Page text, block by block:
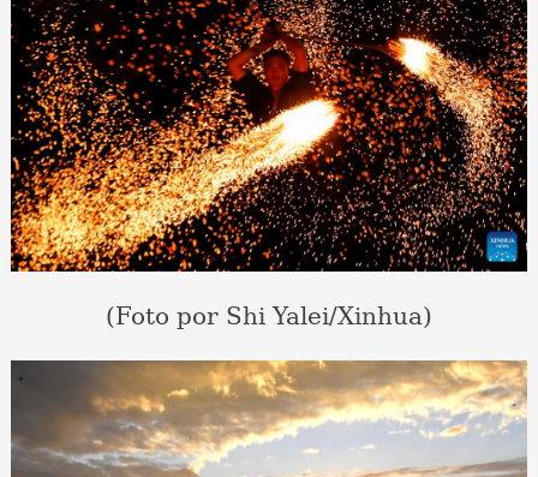
(Foto por Shi Yalei/Xinhua)